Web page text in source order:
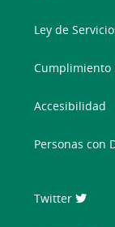
Ley de
Cumplimiento
Accesibilidad
Personas con
Twitter